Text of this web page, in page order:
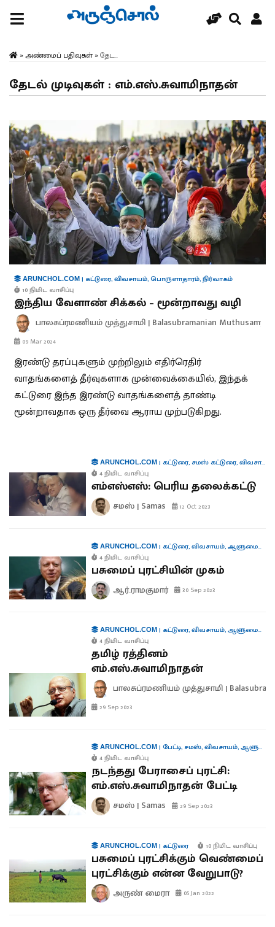
» அண்மைப் பதிவுகள்» தேட...
தேடல் முடிவுகள் : எம்.எஸ்.சுவாமிநாதன்
ARUNCHOL.COM | கட்டுரை,விவசாயம்,பொருளாதாரம்,நிர்வாகம்
10 நிமிட வாசிப்பு
இந்திய வேளாண் சிக்கல் – மூன்றாவது வழி
பாலசுப்ரமணியம் முத்துசாமி | Balasubramanian Muthusamy
09 Mar 2024
இரண்டு தரப்புகளும் முற்றிலும் எதிர்ரெதிர்
வாதங்களைத் தீர்வுகளாக முன்வைக்கையில், இந்தக்
கட்டுரை இந்த இரண்டு வாதங்களைத் தாண்டி
மூன்றாவதாக ஒரு தீர்வை ஆராய முற்படுகிறது.
ARUNCHOL.COM| கட்டுரை, சமஸ் கட்டுரை,விவசாயம்
4 நிமிட வாசிப்பு
எம்எஸ்எஸ்: பெரிய தலைக்கட்டு
சமஸ் | Samas 12 Oct 2023
ARUNCHOL.COM| கட்டுரை,விவசாயம்,ஆளுமைகள்
4 நிமிட வாசிப்பு
பசுமைப் புரட்சியின் முகம்
ஆர்.ராமகுமார் 30 Sep 2023
ARUNCHOL.COM| கட்டுரை,விவசாயம்,ஆளுமைகள்
4 நிமிட வாசிப்பு
தமிழ் ரத்தினம்
எம்.எஸ்.சுவாமிநாதன்
பாலசுப்ரமணியம் முத்துசாமி |
29 Sep 2023
ARUNCHOL.COM| பேட்டி, சமஸ்,விவசாயம்,ஆளுமைகள்
4 நிமிட வாசிப்பு
நடந்தது பேராசைப் புரட்சி:
எம்.எஸ்.சுவாமிநாதன் பேட்டி
சமஸ் | Samas 29 Sep 2023
ARUNCHOL.COM| கட்டுரை 10 நிமிட வாசிப்பு
பசுமைப் புரட்சிக்கும் வெண்மைப்
புரட்சிக்கும் என்ன வேறுபாடு?
அருண் மைரா 05 Jan 2022